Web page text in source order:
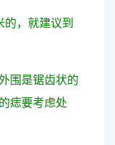
，就建议到
围是锯齿状的
痣要考虑处